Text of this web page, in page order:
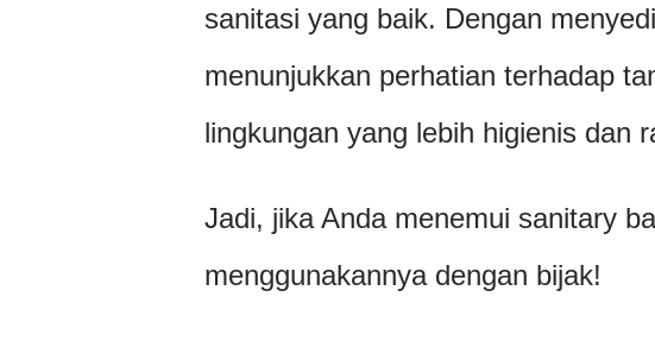
sanitasi yang baik. Dengan
menunjukkan perhatian terhadap
lingkungan yang lebih higienis dan
Jadi, jika Anda menemui sanitary
menggunakannya dengan bijak!